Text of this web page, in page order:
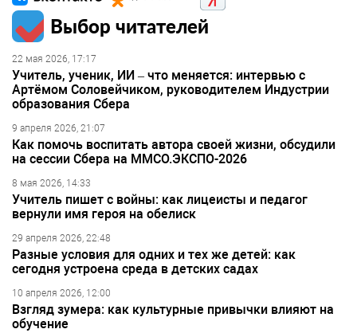
Выбор читателей
22 мая 2026, 17:17
Учитель, ученик, ИИ – что меняется: интервью с
Артёмом Соловейчиком, руководителем Индустрии
образования Сбера
9 апреля 2026, 21:07
Как помочь воспитать автора своей жизни, обсудили
на сессии Сбера на ММСО.ЭКСПО-2026
8 мая 2026, 14:33
Учитель пишет с войны: как лицеисты и педагог
вернули имя героя на обелиск
29 апреля 2026, 22:48
Разные условия для одних и тех же детей: как
сегодня устроена среда в детских садах
10 апреля 2026, 12:00
Взгляд зумера: как культурные привычки влияют на
обучение